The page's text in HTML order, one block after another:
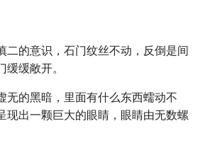
二的意识，石门纹丝不动，反倒是间
缓敞开。
无的黑暗，里面有什么东西蠕动不
现出一颗巨大的眼睛，眼睛由无数螺